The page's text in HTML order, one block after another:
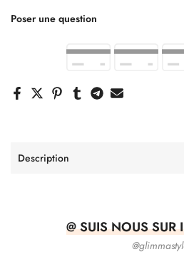
Poser une question
Description
@ SUIS NOUS SUR